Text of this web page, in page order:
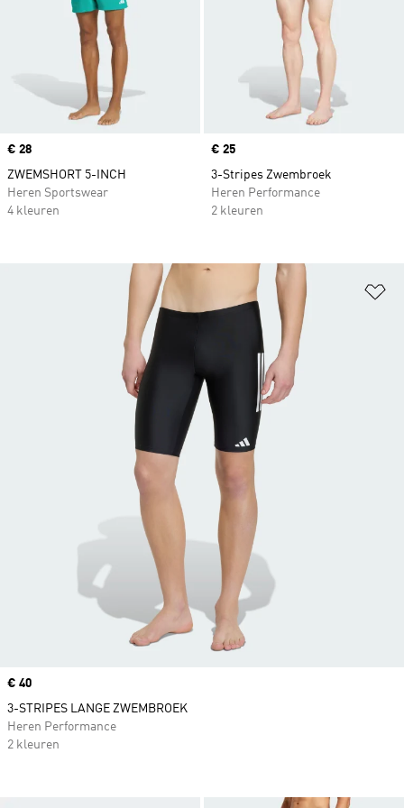
Price
€ 28
ZWEMSHORT 5-INCH
Heren Sportswear
4 kleuren
Price
€ 25
3-Stripes Zwembroek
Heren Performance
2 kleuren
Price
€ 40
3-STRIPES LANGE ZWEMBROEK
Heren Performance
2 kleuren